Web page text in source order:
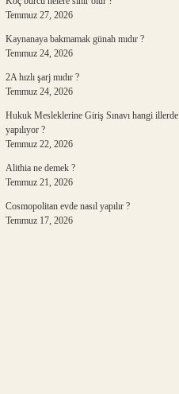
Temmuz 27, 2026
Kaynanaya bakmamak günah mıdır ?
Temmuz 24, 2026
2A hızlı şarj mıdır ?
Temmuz 24, 2026
Hukuk Mesleklerine Giriş Sınavı hangi illerde
yapılıyor ?
Temmuz 22, 2026
Alithia ne demek ?
Temmuz 21, 2026
Cosmopolitan evde nasıl yapılır ?
Temmuz 17, 2026